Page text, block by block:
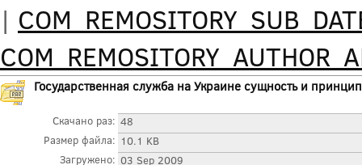
|
Государственная служба на Украине сущность и
Скачано раз: 48
Размер файла: 10.1 KB
Загружено: 03 Sep 2009